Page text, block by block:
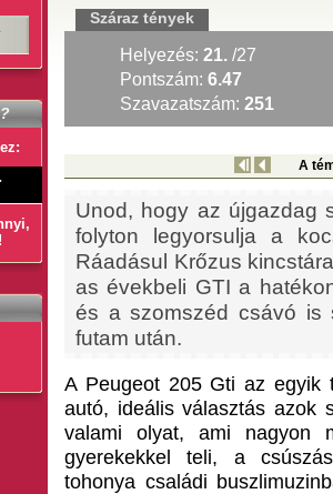
Száraz tények
Helyezés: 21. /27
Pontszám: 6.47
Szavazatszám: 251
A
Unod, hogy az újgazdag
folyton legyorsulja a
Ráadásul Krőzus
as évekbeli GTI a
és a szomszéd csávó is
futam után.
A Peugeot 205 Gti az egyik
autó, ideális választás azok
valami olyat, ami nagyon
gyerekekkel teli, a
tohonya családi